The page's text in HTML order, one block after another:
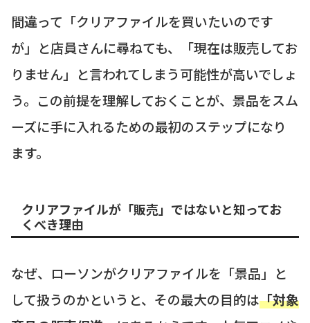
間違って「クリアファイルを買いたいのです
が」と店員さんに尋ねても、「現在は販売してお
りません」と言われてしまう可能性が高いでしょ
う。この前提を理解しておくことが、景品をスム
ーズに手に入れるための最初のステップになり
ます。
クリアファイルが「販売」ではないと知ってお
くべき理由
なぜ、ローソンがクリアファイルを「景品」と
して扱うのかというと、その最大の目的は「対象